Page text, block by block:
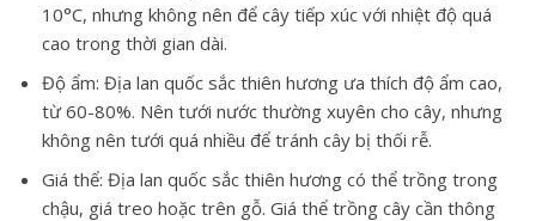
10°C, nhưng không nên để cây tiếp xúc với nhiệt độ quá
cao trong thời gian dài.
Độ ẩm: Địa lan quốc sắc thiên hương ưa thích độ ẩm cao,
từ 60-80%. Nên tưới nước thường xuyên cho cây, nhưng
không nên tưới quá nhiều để tránh cây bị thối rễ.
Giá thể: Địa lan quốc sắc thiên hương có thể trồng trong
chậu, giá treo hoặc trên gỗ. Giá thể trồng cây cần thông